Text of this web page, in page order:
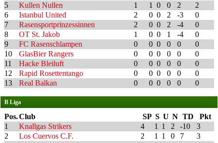
5
Kullen Nullen 1 1 0 0 2
2
6
Istanbul United 2 0 0 2 -3
0
7
Rasensportprinzessinnen 2 0 0 2 -4
0
8
OT St. Jakob 1 0 0 1 -4
0
9
FC Rasenschlampen 0 0 0 0 0
0
10
GlasBier Rangers 0 0 0 0 0
0
11
Hacke Bleiluft 0 0 0 0 0
0
12
Rapid Rosettentango 0 0 0 0 0
0
13
Real Balkan 0 0 0 0 0 0
B Liga
Pos.Club SP S U N TD
Pkt
1
Knallgas Strikers 4 1 1 2 -10
3
2
Los Cuervos C.F. 2 1 1 0 7
3